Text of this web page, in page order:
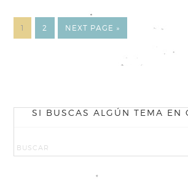
1 2 NEXT PAGE »
SI BUSCAS ALGÚN TEMA EN